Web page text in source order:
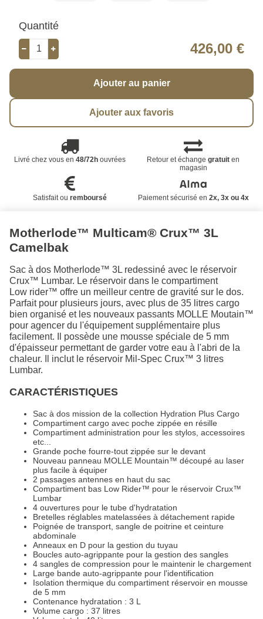
Quantité
426,00 €
Ajouter au panier
Ajouter aux favoris
Livré chez vous en 48/72houvrées Retour et échangegratuit en
magasin
Satisfait ou remboursé Paiement sécurisé en 2x, 3x ou 4x
Motherlode™ Multicam® Crux™ 3L
Camelbak
Sac à dos Motherlode™ 3L redessiné avec le réservoir
Crux™ Lumbar. Le réservoir dans le compartiment
Low rider™ offre un meilleur centre de gravité sur le dos.
Parfait pour plusieurs jours, avec plus de 35 litres cargo
bien organisé et les nouveaux passants MOLLE Moutain™
pour agencer du l'équipement supplémentaire plus
facilement. Il possède une mousse spéciale de 5 mm
d'épaisseur permettant de garder votre eau à l'abri de la
chaleur. Il inclut le réservoir Mil-Spec Crux™ 3 litres
Lumbar.
CARACTÉRISTIQUES
Sac à dos mission de la collection Hydration Plus Cargo
Compartiment cargo avec poche zippée en résille
Compartiment administration pour les stylos, accessoires
etc...
Grande poche fourre-tout zippée sur le devant
Nouveau panneau MOLLE Mountain™ découpé au laser
plus facile à équiper
2 passages antennes en haut du sac
Compartiment bas Low Rider™ pour le réservoir Crux™
Lumbar
4 ouvertures pour le tube d'hydratation
Bretelles réglables matelassées à détachement rapide
Poignée de transport, sangle de poitrine et ceinture
abdominale
Anneaux en D pour la gestion du tuyau
Boucles auto-agrippante pour la gestion des sangles
4 sangles de compression pour le maintenir le chargement
Large bande auto-agrippante pour l'identification
Isolation thermique du compartiment réservoir en mousse
de 5 mm
Contenance hydratation : 3 L
Volume cargo : 37 litres